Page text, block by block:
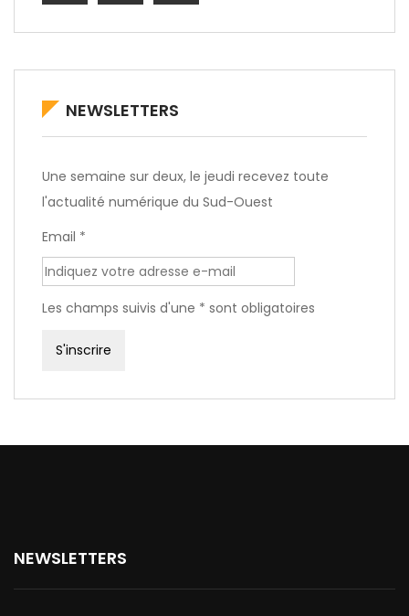
NEWSLETTERS
Une semaine sur deux, le jeudi recevez toute
l'actualité numérique du Sud-Ouest
Email *
Les champs suivis d'une * sont obligatoires
NEWSLETTERS